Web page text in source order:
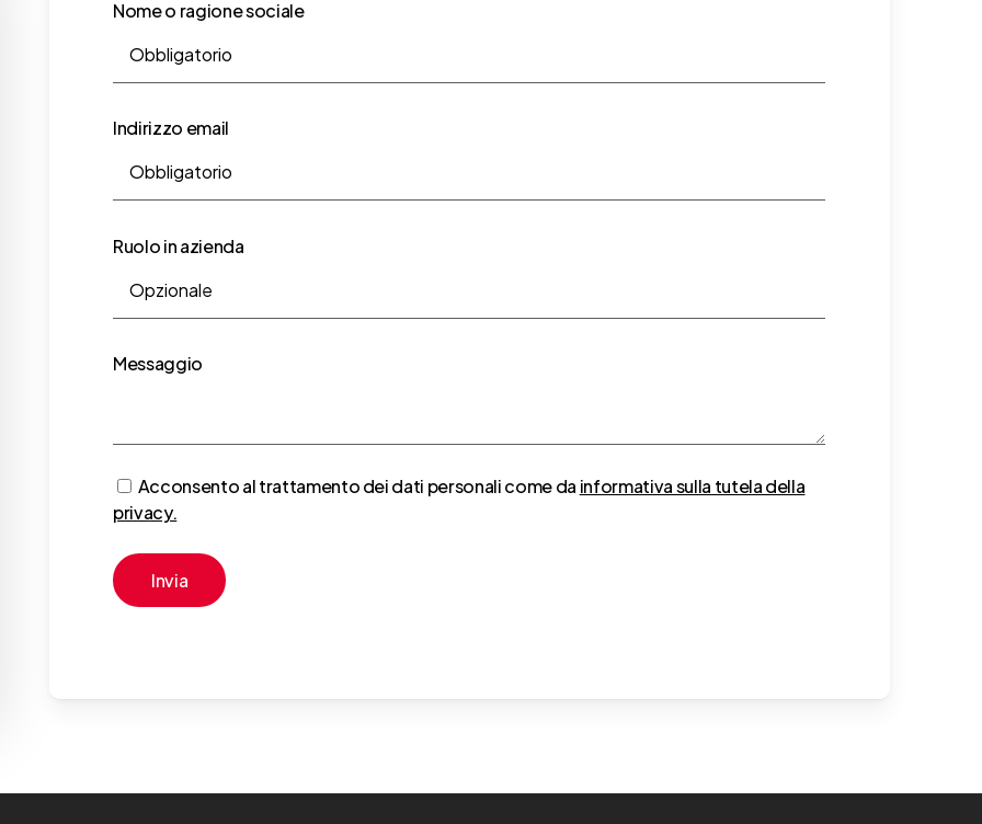
Nome o ragione sociale
Indirizzo email
Ruolo in azienda
Messaggio
Acconsento al trattamento dei dati personali come da informativa sulla tutela della
privacy.